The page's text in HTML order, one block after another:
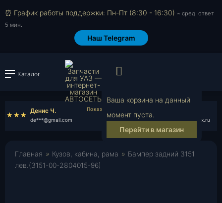
⏰ График работы поддержки: Пн-Пт (8:30 - 16:30) ~ сред. ответ
5 мин.
Наш Telegram
Каталог Войти или
Ваша корзина на данный
момент пуста.
Перейти в магазин
Денис Ч.
de***@gmail.com sa***@yandex.ru
Главная » Кузов, кабина, рама » Бампер задний 3151
лев.(3151-00-2804015-96)